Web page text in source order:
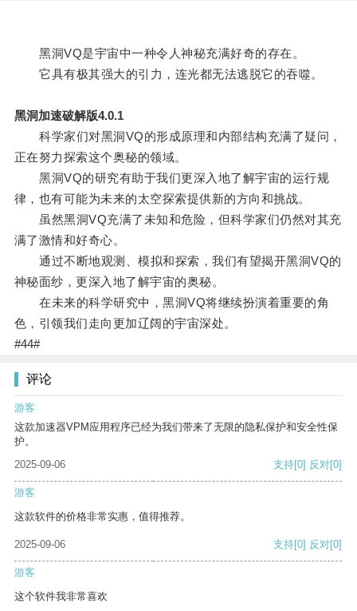
黑洞VQ是宇宙中一种令人神秘充满好奇的存在。
它具有极其强大的引力，连光都无法逃脱它的吞噬。
黑洞加速破解版4.0.1
科学家们对黑洞VQ的形成原理和内部结构充满了疑问，
正在努力探索这个奥秘的领域。
黑洞VQ的研究有助于我们更深入地了解宇宙的运行规
律，也有可能为未来的太空探索提供新的方向和挑战。
虽然黑洞VQ充满了未知和危险，但科学家们仍然对其充
满了激情和好奇心。
通过不断地观测、模拟和探索，我们有望揭开黑洞VQ的
神秘面纱，更深入地了解宇宙的奥秘。
在未来的科学研究中，黑洞VQ将继续扮演着重要的角
色，引领我们走向更加辽阔的宇宙深处。
#44#
评论
游客
这款加速器VPM应用程序已经为我们带来了无限的隐私保护和安全性保
护。
2025-09-06
支持[0] 反对[0]
游客
这款软件的价格非常实惠，值得推荐。
2025-09-06 支持[0] 反对[0]
游客
这个软件我非常喜欢